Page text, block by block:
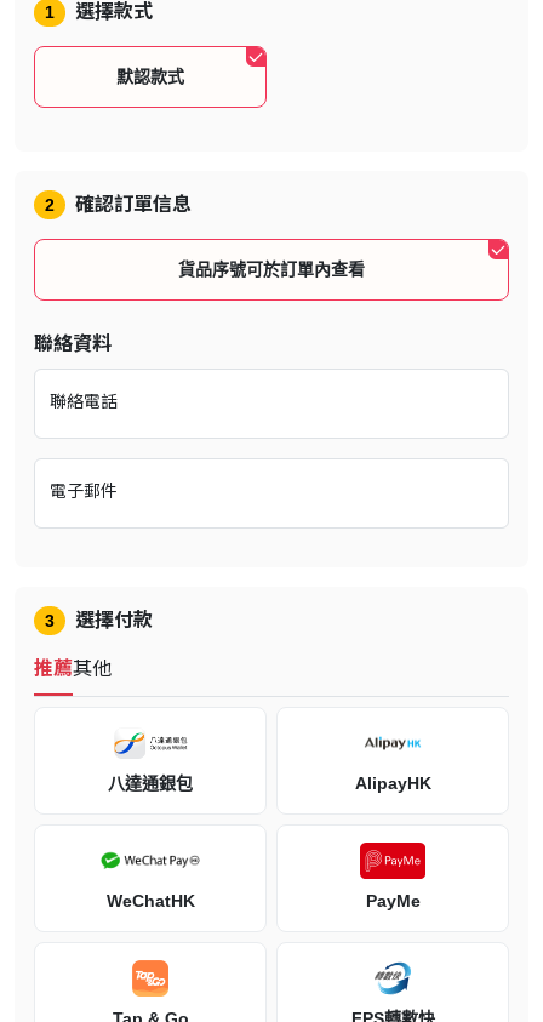
遊戲簡介
特典: 大雄的房間 / 大雄房間組合 獲取方
官方遊戲介紹片
《哆啦A夢 牧場物語》由BANDAI NAMCO Entertainment Inc.、
玩家將可充分體驗牧場生活的樂趣。《哆啦A夢 牧場物語》中雖然並
無《牧場物語》過去系列作中的戀愛、結婚要素，但仍可藉由故事發
展和角色培養好感度，加深與人們的交流與羈絆，那大雄和靜香仍然
1 選擇款式
默認款式
2 確認訂單信息
貨品序號可於訂單內查看
聯絡資料
聯絡電話
電子郵件
3 選擇付款
推薦其他
八達通銀包 AlipayHK
WeChatHK PayMe